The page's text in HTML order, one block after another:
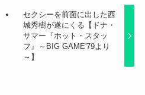
セクシーを前面に出した西
城秀樹が遂にくる【ドナ・
サマー『ホット・スタッ
フ』～BIG GAME'79より
～】